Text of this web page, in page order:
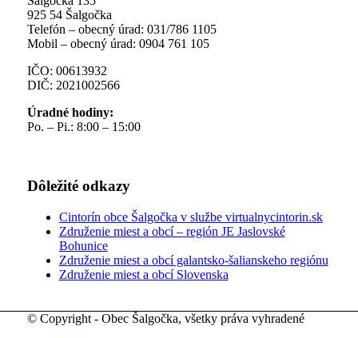
925 54 Šalgočka
Telefón – obecný úrad: 031/786 1105
Mobil – obecný úrad: 0904 761 105
IČO: 00613932
DIČ: 2021002566
Úradné hodiny:
Po. – Pi.: 8:00 – 15:00
Dôležité odkazy
Cintorín obce Šalgočka v službe virtualnycintorin.sk
Združenie miest a obcí – región JE Jaslovské
Bohunice
Združenie miest a obcí galantsko-šalianskeho regiónu
Združenie miest a obcí Slovenska
© Copyright - Obec Šalgočka, všetky práva vyhradené